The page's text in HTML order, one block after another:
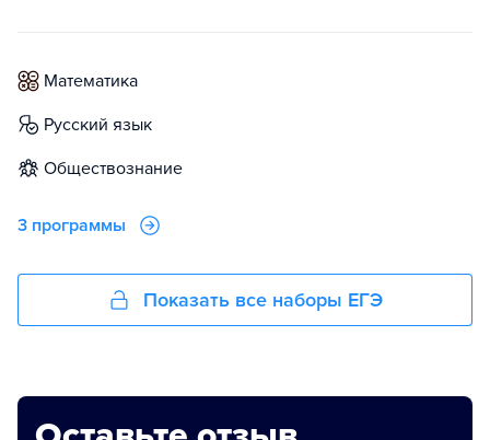
математика
русский язык
обществознание
3 программы
Показать все наборы ЕГЭ